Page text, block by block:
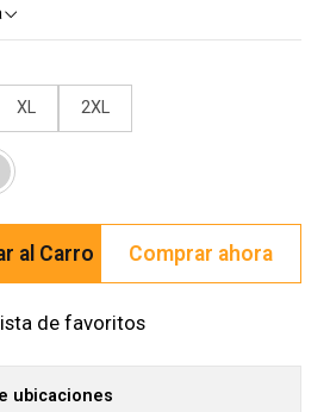
XL 2XL
al Carro Comprar ahora
de favoritos
ubicaciones